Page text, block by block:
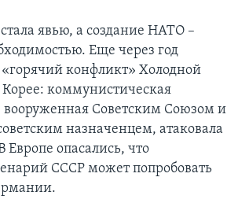
явью, а создание НАТО –
Еще через год
конфликт» Холодной
коммунистическая
вооруженная Советским Союзом и
назначенцем, атаковала
опасались, что
СССР может попробовать